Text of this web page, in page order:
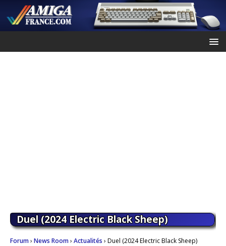
Duel (2024 Electric Black Sheep)
Forum› News Room› Actualités › Duel (2024 Electric Black Sheep)